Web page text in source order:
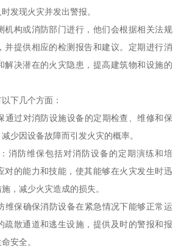
发现火灾并发出警报。
机构或消防部门进行，他们会根据相关法规
并提供相应的检测报告和建议。定期进行消
解决潜在的火灾隐患，提高建筑物和设施的
下几个方面：
通过对消防设施设备的定期检查、维修和保
少因设备故障而引发火灾的概率。
消防维保包括对消防设备的定期演练和培
对的能力和技能，使其能够在火灾发生时迅
，减少火灾造成的损失。
维保确保消防设备在紧急情况下能够正常运
疏散通道和逃生设施，提供及时的警报和报
安全。